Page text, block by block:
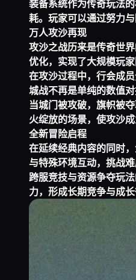
装备系统作为传奇玩法
耗。玩家可以通过努力
万人攻沙再现
攻沙之战历来是传奇世
优化，实现了大规模玩
在攻沙过程中，行会成
城战不再是单纯的数值
当城门被攻破，旗帜被
火绽放的场景，使攻沙
全新冒险启程
在延续经典内容的同时
与特殊环境互动，挑战
跨服竞技与资源争夺玩
力，形成长期竞争与成